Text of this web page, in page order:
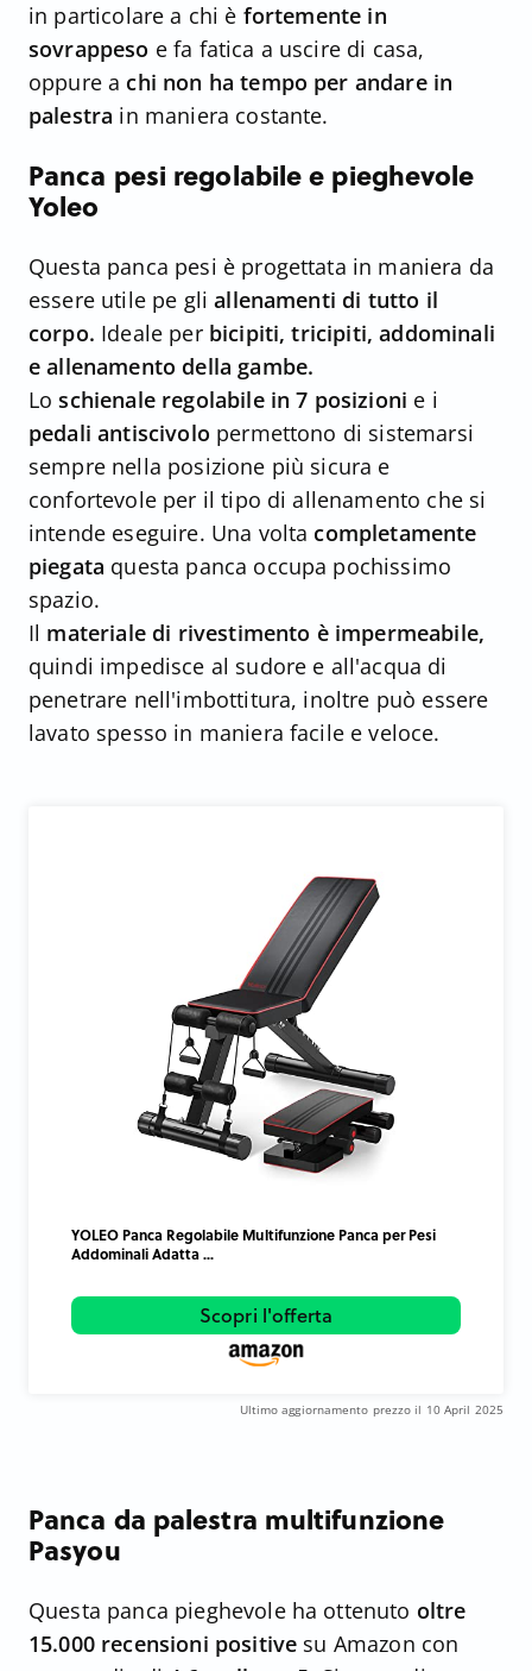
in particolare a chi è fortemente in
sovrappeso e fa fatica a uscire di casa,
oppure a chi non ha tempo per andare in
palestra in maniera costante.
Panca pesi regolabile e pieghevole
Yoleo
Questa panca pesi è progettata in maniera da
essere utile pe gliallenamenti di tutto il
corpo. Ideale per bicipiti, tricipiti, addominali
e allenamento della gambe.
Loschienale regolabile in 7 posizioni e i
pedali antiscivolo permettono di sistemarsi
sempre nella posizione più sicura e
confortevole per il tipo di allenamento che si
intende eseguire. Una volta completamente
piegata questa panca occupa pochissimo
spazio.
Il materiale di rivestimento è impermeabile,
quindi impedisce al sudore e all'acqua di
penetrare nell'imbottitura, inoltre può essere
lavato spesso in maniera facile e veloce.
YOLEO Panca Regolabile Multifunzione Panca per Pesi
Addominali Adatta ...
Scopri l'offerta
Ultimo aggiornamento prezzo il 10 April 2025
Panca da palestra multifunzione
Pasyou
Questa panca pieghevole ha ottenuto oltre
15.000 recensioni positive su Amazon con